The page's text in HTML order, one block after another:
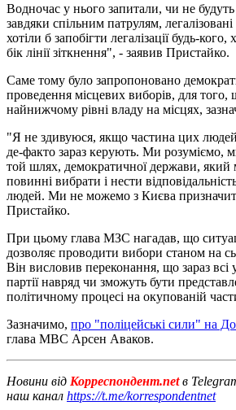
Водночас у нього запитали, чи не
завдяки спільним патрулям,
хотіли б запобігти легалізації будь-
бік лінії зіткнення", - заявив Пристайко.
Саме тому було запропоновано
проведення місцевих виборів, для того,
найнижчому рівні владу на місцях,
"Я не здивуюся, якщо частина цих
де-факто зараз керують. Ми розуміємо,
той шлях, демократичної держави,
повинні вибрати і нести
людей. Ми не можемо з Києва
Пристайко.
При цьому глава МЗС нагадав, що
дозволяє проводити вибори станом на
Він висловив переконання, що зараз всі
партії навряд чи зможуть бути
політичному процесі на окупованій
Зазначимо, про "поліцейські сили" на
глава МВС Арсен Аваков.
Новини від Корреспондент.netв
наш канал https://t.me/korrespondentnet